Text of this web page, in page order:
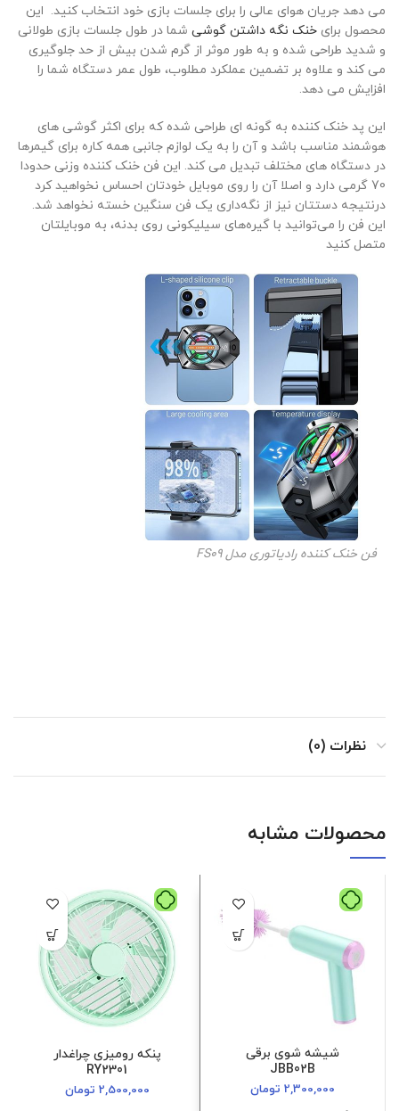
می دهد جریان هوای عالی را برای جلسات بازی خود انتخاب کنید. این
محصول برای خنک نگه داشتن گوشی شما در طول جلسات بازی طولانی
و شدید طراحی شده و به طور موثر از گرم شدن بیش از حد جلوگیری
می کند و علاوه بر تضمین عملکرد مطلوب، طول عمر دستگاه شما را
افزایش می دهد.
این پد خنک کننده به گونه ای طراحی شده که برای اکثر گوشی های
هوشمند مناسب باشد و آن را به یک لوازم جانبی همه کاره برای گیمرها
در دستگاه های مختلف تبدیل می کند. این فن خنک کننده وزنی حدودا
70 گرمی دارد و اصلا آن را روی موبایل خودتان احساس نخواهید کرد
درنتیجه دستتان نیز از نگه‌داری یک فن سنگین خسته نخواهد شد.
این فن را می‌توانید با گیره‌های سیلیکونی روی بدنه، به موبایلتان
متصل کنید
فن خنک کننده رادیاتوری مدل FS09
نظرات (0)
محصولات مشابه
شیشه شوی برقی
JBB02B
2,300,000 تومان
پنکه رومیزی چراغدار
RY2301
2,500,000 تومان